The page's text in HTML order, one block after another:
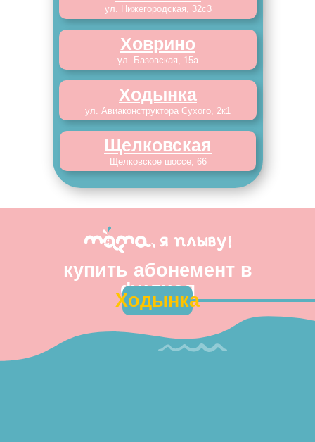
Ходынка
ул. Авиаконструктора Сухого, 2к1
Ховрино
ул. Базовская, 15а
ул. Нижегородская, 32с3
Щелковская
Щелковское шоссе, 66
купить абонемент в
филиал
Ходынка